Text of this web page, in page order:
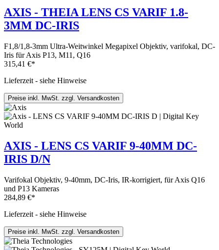
AXIS - THEIA LENS CS VARIF 1.8-
3MM DC-IRIS
F1,8/1,8-3mm Ultra-Weitwinkel Megapixel Objektiv, varifokal, DC-
Iris für Axis P13, M11, Q16
315,41 €*
Lieferzeit - siehe Hinweise
Preise inkl. MwSt. zzgl. Versandkosten
AXIS - LENS CS VARIF 9-40MM DC-
IRIS D/N
Varifokal Objektiv, 9-40mm, DC-Iris, IR-korrigiert, für Axis Q16
und P13 Kameras
284,89 €*
Lieferzeit - siehe Hinweise
Preise inkl. MwSt. zzgl. Versandkosten